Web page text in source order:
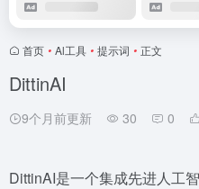
首页 • Al工具 • 提示词 • 正文
DittinAI
9个月前更新 30 0
DittinAI是一个集成先进人工